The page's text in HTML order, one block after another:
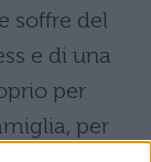
soffre del
e di una
per
per